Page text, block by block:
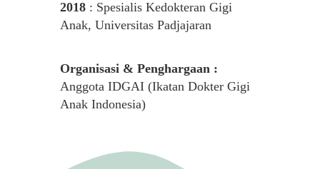
2018 : Spesialis Kedokteran Gigi
Anak, Universitas Padjajaran
Organisasi & Penghargaan :
Anggota IDGAI (Ikatan Dokter Gigi
Anak Indonesia)